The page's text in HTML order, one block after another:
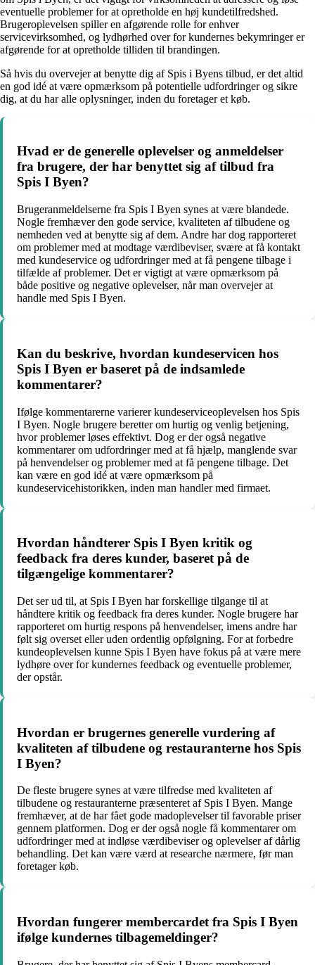
eventuelle problemer for at opretholde en høj kundetilfredshed.
Brugeroplevelsen spiller en afgørende rolle for enhver
servicevirksomhed, og lydhørhed over for kundernes bekymringer er
afgørende for at opretholde tilliden til brandingen.
Så hvis du overvejer at benytte dig af Spis i Byens tilbud, er det altid
en god idé at være opmærksom på potentielle udfordringer og sikre
dig, at du har alle oplysninger, inden du foretager et køb.
Hvad er de generelle oplevelser og anmeldelser
fra brugere, der har benyttet sig af tilbud fra
Spis I Byen?
Brugeranmeldelserne fra Spis I Byen synes at være blandede.
Nogle fremhæver den gode service, kvaliteten af tilbudene og
nemheden ved at benytte sig af dem. Andre har dog rapporteret
om problemer med at modtage værdibeviser, svære at få kontakt
med kundeservice og udfordringer med at få pengene tilbage i
tilfælde af problemer. Det er vigtigt at være opmærksom på
både positive og negative oplevelser, når man overvejer at
handle med Spis I Byen.
Kan du beskrive, hvordan kundeservicen hos
Spis I Byen er baseret på de indsamlede
kommentarer?
Ifølge kommentarerne varierer kundeserviceoplevelsen hos Spis
I Byen. Nogle brugere beretter om hurtig og venlig betjening,
hvor problemer løses effektivt. Dog er der også negative
kommentarer om udfordringer med at få hjælp, manglende svar
på henvendelser og problemer med at få pengene tilbage. Det
kan være en god idé at være opmærksom på
kundeservicehistorikken, inden man handler med firmaet.
Hvordan håndterer Spis I Byen kritik og
feedback fra deres kunder, baseret på de
tilgængelige kommentarer?
Det ser ud til, at Spis I Byen har forskellige tilgange til at
håndtere kritik og feedback fra deres kunder. Nogle brugere har
rapporteret om hurtig respons på henvendelser, imens andre har
følt sig overset eller uden ordentlig opfølgning. For at forbedre
kundeoplevelsen kunne Spis I Byen have fokus på at være mere
lydhøre over for kundernes feedback og eventuelle problemer,
der opstår.
Hvordan er brugernes generelle vurdering af
kvaliteten af tilbudene og restauranterne hos Spis
I Byen?
De fleste brugere synes at være tilfredse med kvaliteten af
tilbudene og restauranterne præsenteret af Spis I Byen. Mange
fremhæver, at de har fået gode madoplevelser til favorable priser
gennem platformen. Dog er der også nogle få kommentarer om
udfordringer med at indløse værdibeviser og oplevelser af dårlig
behandling. Det kan være værd at researche nærmere, før man
foretager køb.
Hvordan fungerer membercardet fra Spis I Byen
ifølge kundernes tilbagemeldinger?